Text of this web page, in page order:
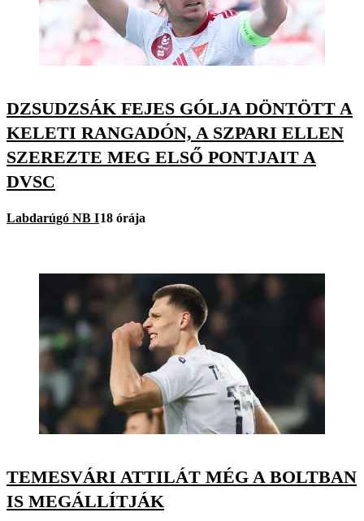
DZSUDZSÁK FEJES GÓLJA DÖNTÖTT A
KELETI RANGADÓN, A SZPARI ELLEN
SZEREZTE MEG ELSŐ PONTJAIT A
DVSC
Labdarúgó NB I18 órája
TEMESVÁRI ATTILÁT MÉG A BOLTBAN
IS MEGÁLLÍTJÁK